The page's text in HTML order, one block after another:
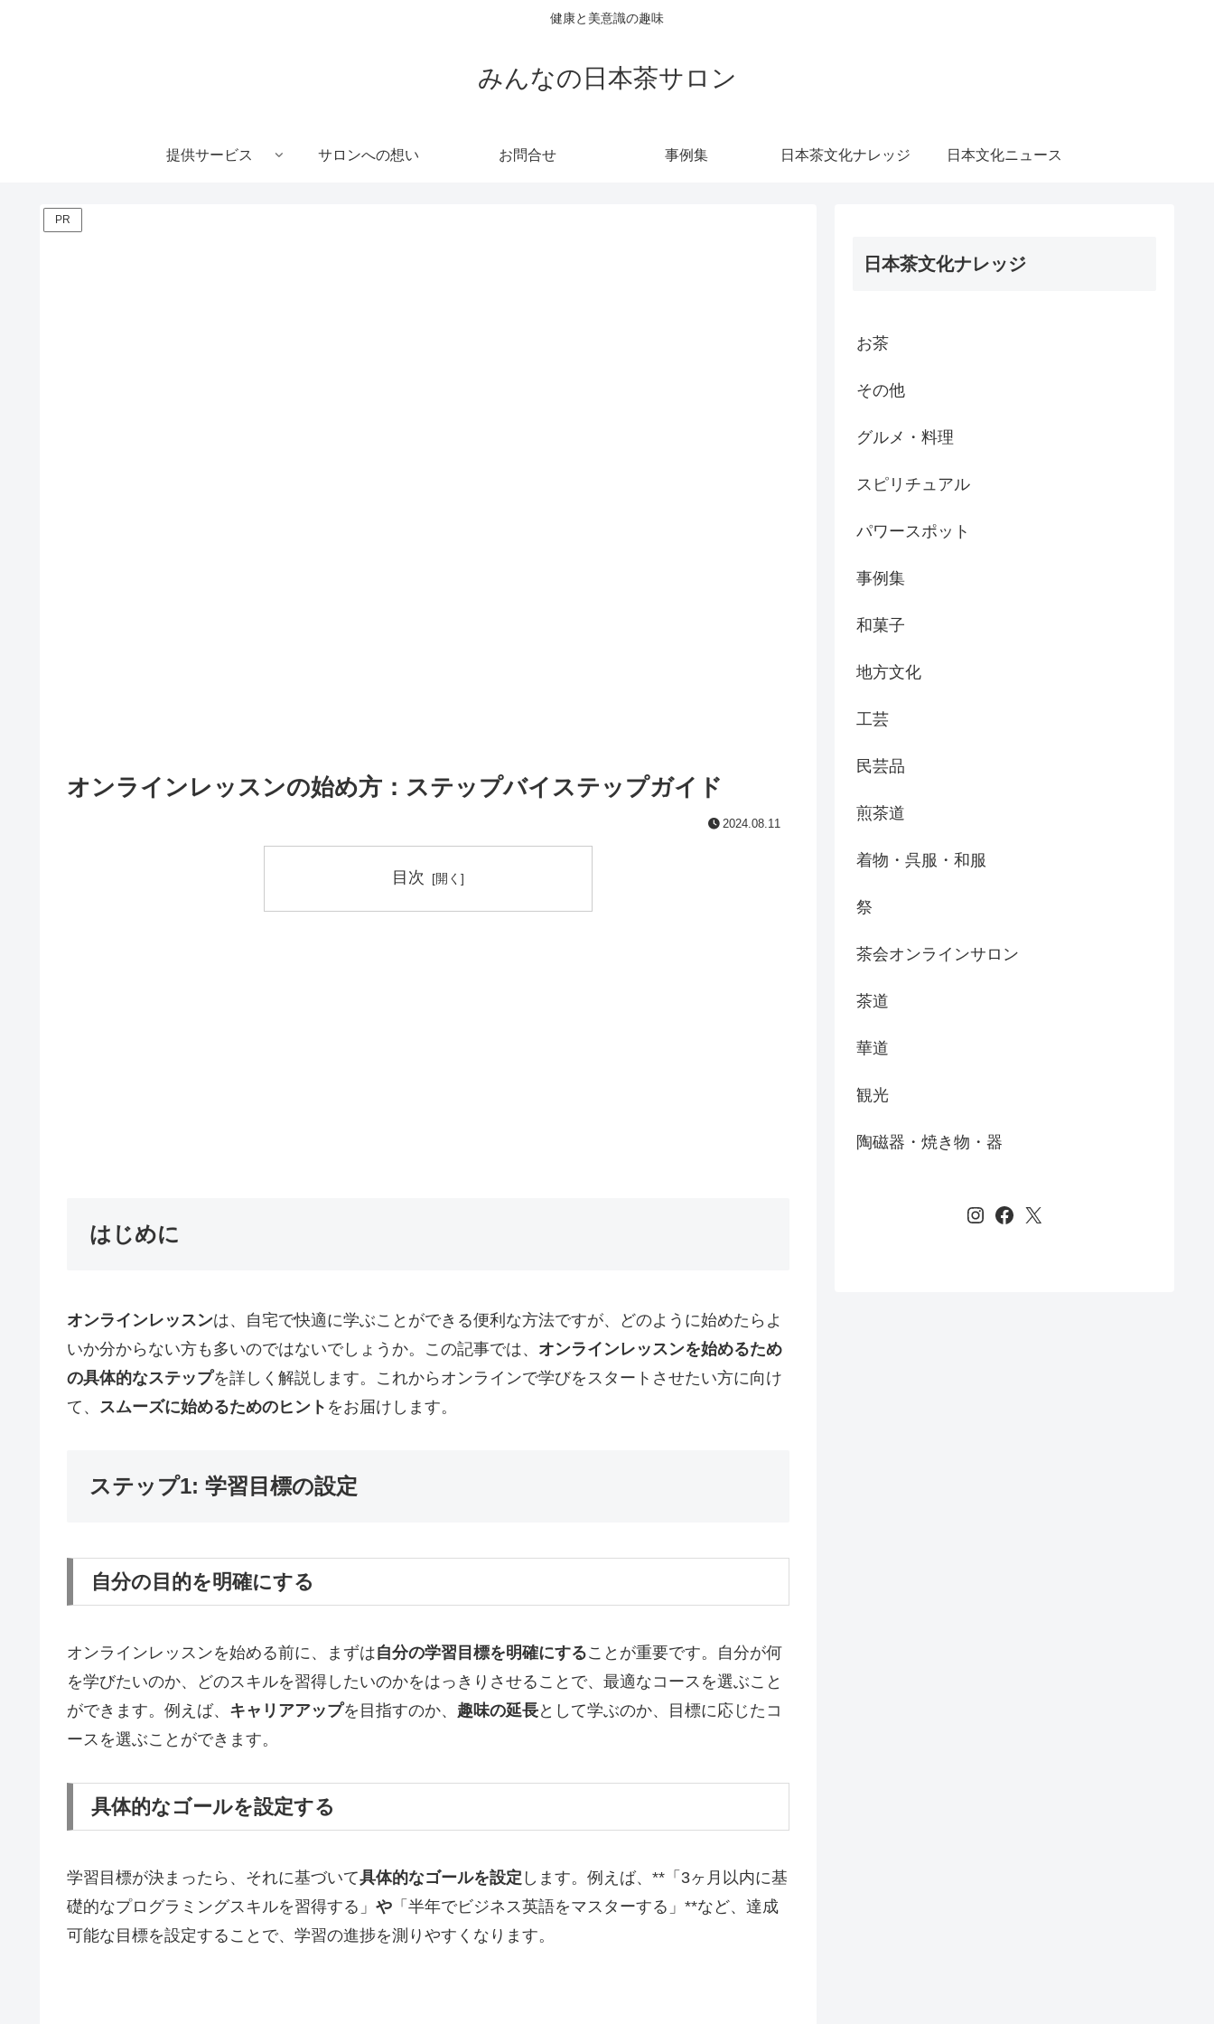
健康と美意識の趣味
みんなの日本茶サロン
提供サービス サロンへの想い お問合せ 事例集 日本茶文化ナレッジ 日本文化ニュース
PR
オンラインレッスンの始め方：ステップバイステップガイド
2024.08.11
目次
はじめに
オンラインレッスンは、自宅で快適に学ぶことができる便利な方法ですが、どのように始めたらよ
いか分からない方も多いのではないでしょうか。この記事では、 オンラインレッスンを始めるため
の具体的なステップを詳しく解説します。これからオンラインで学びをスタートさせたい方に向け
て、 スムーズに始めるためのヒント をお届けします。
ステップ1: 学習目標の設定
自分の目的を明確にする
オンラインレッスンを始める前に、まずは自分の学習目標を明確にすることが重要です。自分が何
を学びたいのか、どのスキルを習得したいのかをはっきりさせることで、最適なコースを選ぶこと
ができます。例えば、 キャリアアップを目指すのか、 趣味の延長として学ぶのか、目標に応じたコ
ースを選ぶことができます。
具体的なゴールを設定する
学習目標が決まったら、それに基づいて具体的なゴールを設定 します。例えば、**「3ヶ月以内に基
礎的なプログラミングスキルを習得する」 や 「半年でビジネス英語をマスターする」**など、達成
可能な目標を設定することで、学習の進捗を測りやすくなります。
日本茶文化ナレッジ
お茶
その他
グルメ・料理
スピリチュアル
パワースポット
事例集
和菓子
地方文化
工芸
民芸品
煎茶道
着物・呉服・和服
祭
茶会オンラインサロン
茶道
華道
観光
陶磁器・焼き物・器
Instagram
Facebook